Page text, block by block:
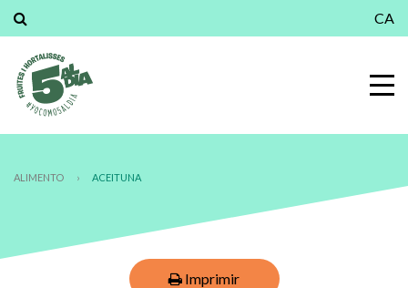
CA
ALIMENTO › ACEITUNA
Imprimir